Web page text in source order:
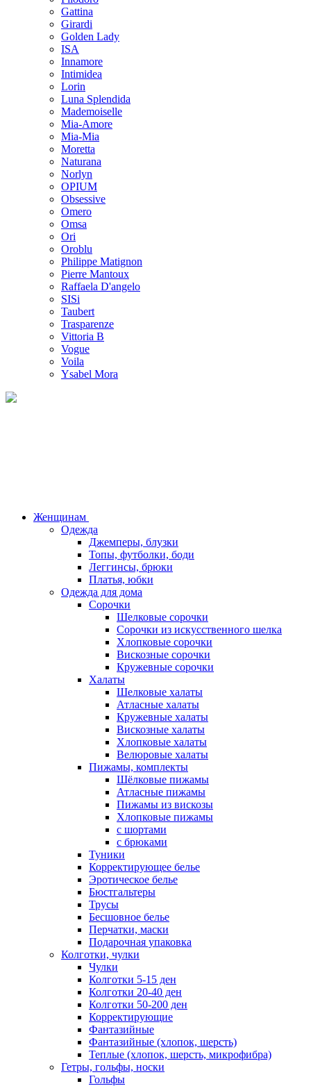
Gattina
Girardi
Golden Lady
ISA
Innamore
Intimidea
Lorin
Luna Splendida
Mademoiselle
Mia-Amore
Mia-Mia
Moretta
Naturana
Norlyn
OPIUM
Obsessive
Omero
Omsa
Ori
Oroblu
Philippe Matignon
Pierre Mantoux
Raffaela D'angelo
SISi
Taubert
Trasparenze
Vittoria B
Vogue
Voila
Ysabel Mora
Женщинам
Одежда
Джемперы, блузки
Топы, футболки, боди
Леггинсы, брюки
Платья, юбки
Одежда для дома
Сорочки
Шелковые сорочки
Сорочки из искусственного шелка
Хлопковые сорочки
Вискозные сорочки
Кружевные сорочки
Халаты
Шелковые халаты
Атласные халаты
Кружевные халаты
Вискозные халаты
Хлопковые халаты
Велюровые халаты
Пижамы, комплекты
Шёлковые пижамы
Атласные пижамы
Пижамы из вискозы
Хлопковые пижамы
с шортами
с брюками
Туники
Корректирующее белье
Эротическое белье
Бюстгальтеры
Трусы
Бесшовное белье
Перчатки, маски
Подарочная упаковка
Колготки, чулки
Чулки
Колготки 5-15 ден
Колготки 20-40 ден
Колготки 50-200 ден
Корректирующие
Фантазийные
Фантазийные (хлопок, шерсть)
Теплые (хлопок, шерсть, микрофибра)
Гетры, гольфы, носки
Гольфы